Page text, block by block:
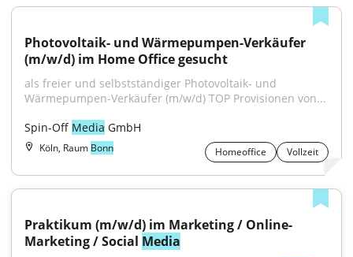
Photovoltaik- und Wärmepumpen-Verkäufer
(m/w/d) im Home Office gesucht
als freier und selbstständiger Photovoltaik- und
Wärmepumpen-Verkäufer (m/w/d) TOP Provisionen von...
Spin-Off Media GmbH
Köln, Raum Bonn Homeoffice Vollzeit
Praktikum (m/w/d) im Marketing / Online-
Marketing / Social Media